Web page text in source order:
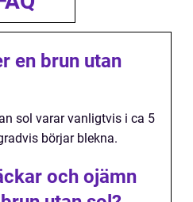
en brun utan
sol varar vanligtvis i ca 5
börjar blekna.
och ojämn